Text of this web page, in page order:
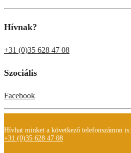
Hívnak?
+31 (0)35 628 47 08
Szociális
Facebook
Hívhat minket a következő telefonszámon is:
+31 (0)35 628 47 08